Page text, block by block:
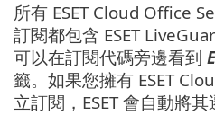
所有 ESET Cloud Office
訂閱都包含 ESET
可以在訂閱代碼旁邊看到
籤。如果您擁有 ESET
立訂閱，ESET 會自動將其